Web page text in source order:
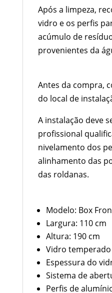
Após a limpeza,
vidro e os perfis
acúmulo de
provenientes da
Antes da compra,
do local de
A instalação deve
profissional
nivelamento dos
alinhamento das
das roldanas.
Modelo: Box
Largura: 110 cm
Altura: 190 cm
Vidro
Espessura do
Sistema de
Perfis de